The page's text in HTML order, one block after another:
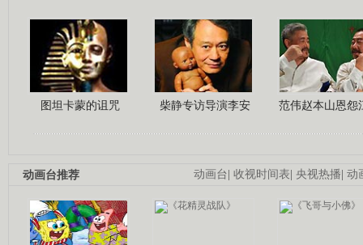
图坦卡蒙的诅咒 柴静专访导演李安 范伟赵本山恩怨
动画台| 收视时间表| 央视热播| 动
动画台推荐